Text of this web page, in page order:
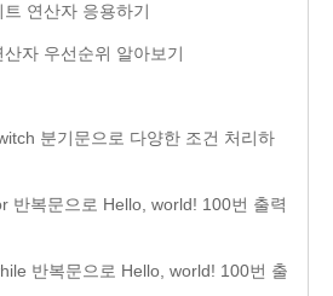
연산자 응용하기
자 우선순위 알아보기
분기문으로 다양한 조건 처리하
반복문으로 Hello, world! 100번 출력
반복문으로 Hello, world! 100번 출